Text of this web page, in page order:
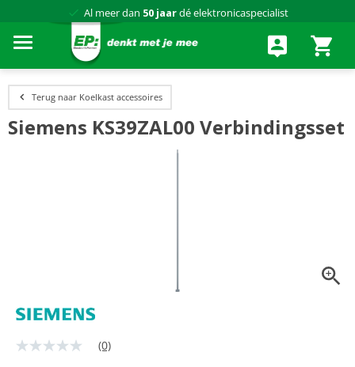
Al meer dan 50 jaardé elektronicaspecialist
Terug naar Koelkast accessoires
Siemens KS39ZAL00 Verbindingsset
Geen (0)